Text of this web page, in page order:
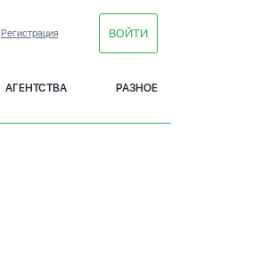
Регистрация ВОЙТИ
АГЕНТСТВА РАЗНОЕ